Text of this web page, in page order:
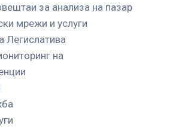
за анализа на пазар
мрежи и услуги
Легислатива
на